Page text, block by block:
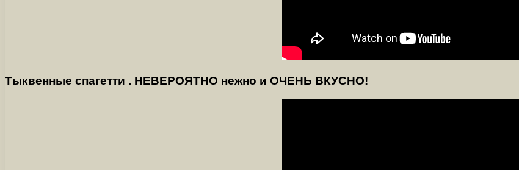
Тыквенные спагетти . НЕВЕРОЯТНО нежно и ОЧЕНЬ ВКУСНО!